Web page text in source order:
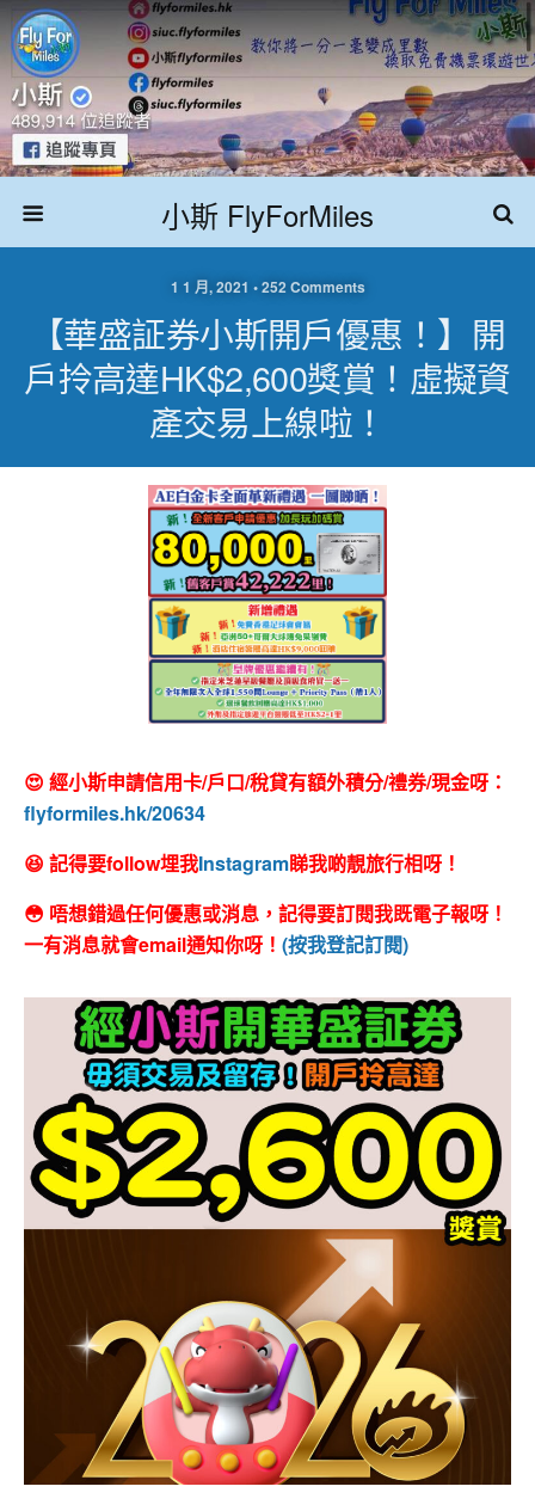
小斯 FlyForMiles
1 1 月, 2021 • 252 Comments
【華盛証券小斯開戶優惠！】開
戶拎高達HK$2,600獎賞！虛擬資
產交易上線啦！
😍 經小斯申請信用卡/戶口/稅貸有額外積分/禮券/現金呀：
flyformiles.hk/20634
😆 記得要follow埋我Instagram睇我啲靚旅行相呀！
😳 唔想錯過任何優惠或消息，記得要訂閱我既電子報呀！
一有消息就會email通知你呀！ (按我登記訂閱)